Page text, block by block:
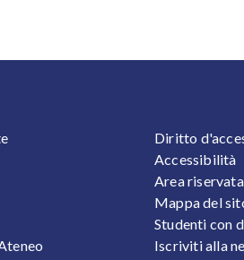
Diritto
Accessibilità
Area riservata
Mappa del
Studenti con
Iscriviti alla